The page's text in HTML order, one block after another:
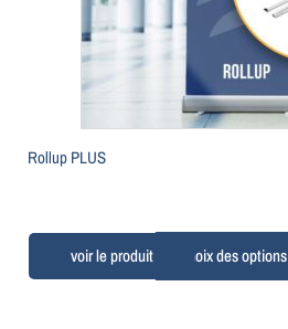
Rollup PLUS
Choix des options